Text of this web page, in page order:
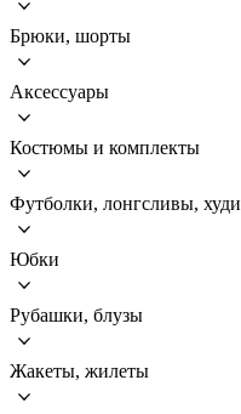
Брюки, шорты
Аксессуары
Костюмы и комплекты
Футболки, лонгсливы, худи
Юбки
Рубашки, блузы
Жакеты, жилеты